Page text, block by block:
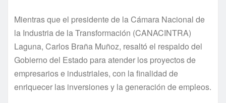
Mientras que el presidente de la Cámara Nacional de
la Industria de la Transformación (CANACINTRA)
Laguna, Carlos Braña Muñoz, resaltó el respaldo del
Gobierno del Estado para atender los proyectos de
empresarios e industriales, con la finalidad de
enriquecer las inversiones y la generación de empleos.